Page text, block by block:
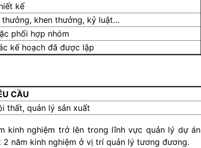
kế
khen thưởng, kỷ luật…
phối hợp nhóm
kế hoạch đã được lập
CẦU
thất, quản lý sản xuất
kinh nghiệm trở lên trong lĩnh vực quản lý dự án
năm kinh nghiệm ở vị trí quản lý tương đương.